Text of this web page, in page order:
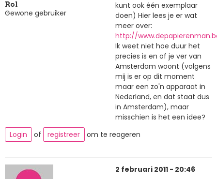
Rol
Gewone gebruiker
kunt ook één exemplaar
doen) Hier lees je er wat
meer over:
http://
Ik weet niet hoe duur het
precies is en of je ver van
Amsterdam woont (volgens
mij is er op dit moment
maar een zo'n apparaat in
Nederland, en dat staat dus
in Amsterdam), maar
misschien is het een idee?
Login
of registreer om te reageren
2 februari 2011 - 20:46